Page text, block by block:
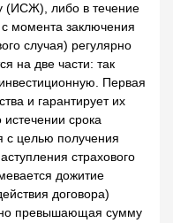
(ИСЖ), либо в течение
с момента заключения
случая) регулярно
на две части: так
Первая
и гарантирует их
истечении срока
с целью получения
страхового
дожитие
договора)
превышающая сумму